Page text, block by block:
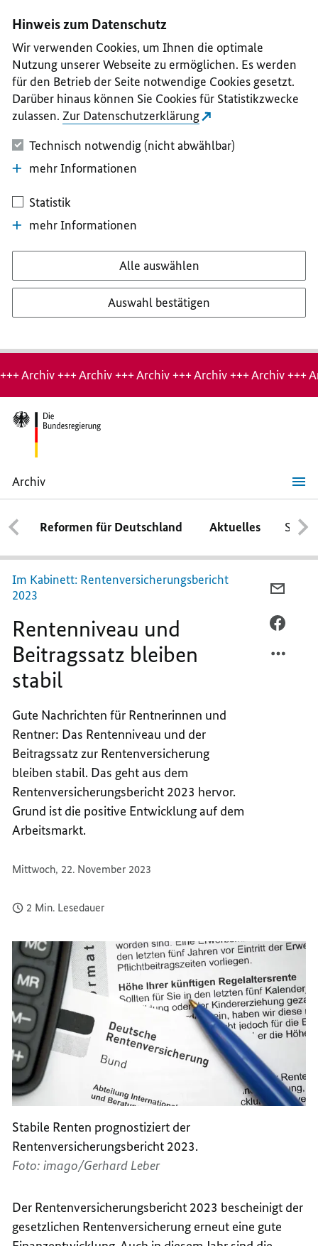
II
III
IV
V
Hinweis zum Datenschutz
Wir verwenden Cookies, um Ihnen die optimale
Nutzung unserer Webseite zu ermöglichen. Es werden
für den Betrieb der Seite notwendige Cookies gesetzt.
Darüber hinaus können Sie Cookies für Statistikzwecke
zulassen. Zur Datenschutzerklärung
Technisch notwendig (nicht abwählbar)
mehr Informationen
Statistik
mehr Informationen
Alle auswählen
Auswahl bestätigen
Hinweis:
Archiv-
Seite
+++ Archiv +++ Archiv +++ Archiv +++ Archiv +++ Archiv +++
Archiv
Rentenniveau
und
Beitragssatz
bleiben
stabil
Reformen für Deutschland Aktuelles
Im Kabinett: Rentenversicherungsbericht
2023
Rentenniveau und
Beitragssatz bleiben
stabil
Gute Nachrichten für Rentnerinnen und
Rentner: Das Rentenniveau und der
Beitragssatz zur Rentenversicherung
bleiben stabil. Das geht aus dem
Rentenversicherungsbericht 2023 hervor.
Grund ist die positive Entwicklung auf dem
Arbeitsmarkt.
Mittwoch, 22. November 2023
2 Min. Lesedauer
Stabile Renten prognostiziert der
Rentenversicherungsbericht 2023.
Foto: imago/Gerhard Leber
Der Rentenversicherungsbericht 2023 bescheinigt der
gesetzlichen Rentenversicherung erneut eine gute